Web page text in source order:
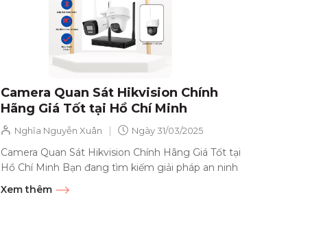
Camera Quan Sát Hikvision Chính
Hãng Giá Tốt tại Hồ Chí Minh
Nghĩa Nguyễn Xuân Ngày31/03/2025
Camera Quan Sát Hikvision Chính Hãng Giá Tốt tại
Hồ Chí Minh Bạn đang tìm kiếm giải pháp an ninh
chất lượng cao cho gia đình,...
Xem thêm